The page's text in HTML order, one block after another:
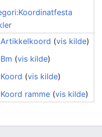
(vis kilde)
(vis kilde)
(vis kilde)
ramme (vis kilde)